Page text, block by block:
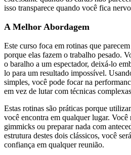
isso transparece quando você fica
A Melhor Abordagem
Este curso foca em rotinas que
porque elas fazem o trabalho pesado.
o baralho a um espectador, deixá-lo
lo para um resultado impossível.
simples, você pode focar na
em vez de lutar com técnicas
Estas rotinas são práticas porque
você encontra em qualquer lugar. Você
gimmicks ou preparar nada com
estrutura destes dois clássicos, você
confiança em qualquer reunião.